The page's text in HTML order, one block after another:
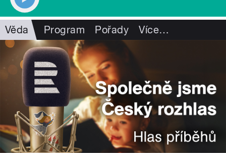
Věda Program Pořady Více…